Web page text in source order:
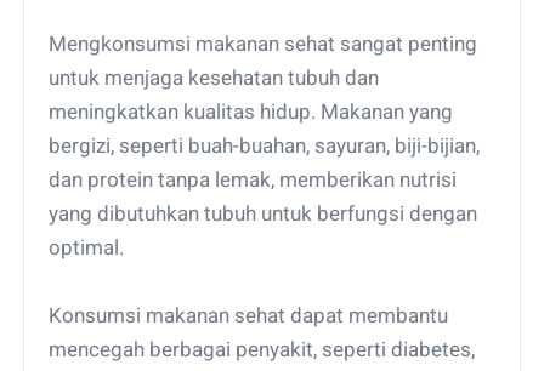
Mengkonsumsi makanan sehat sangat penting
untuk menjaga kesehatan tubuh dan
meningkatkan kualitas hidup. Makanan yang
bergizi, seperti buah-buahan, sayuran, biji-bijian,
dan protein tanpa lemak, memberikan nutrisi
yang dibutuhkan tubuh untuk berfungsi dengan
optimal.
Konsumsi makanan sehat dapat membantu
mencegah berbagai penyakit, seperti diabetes,